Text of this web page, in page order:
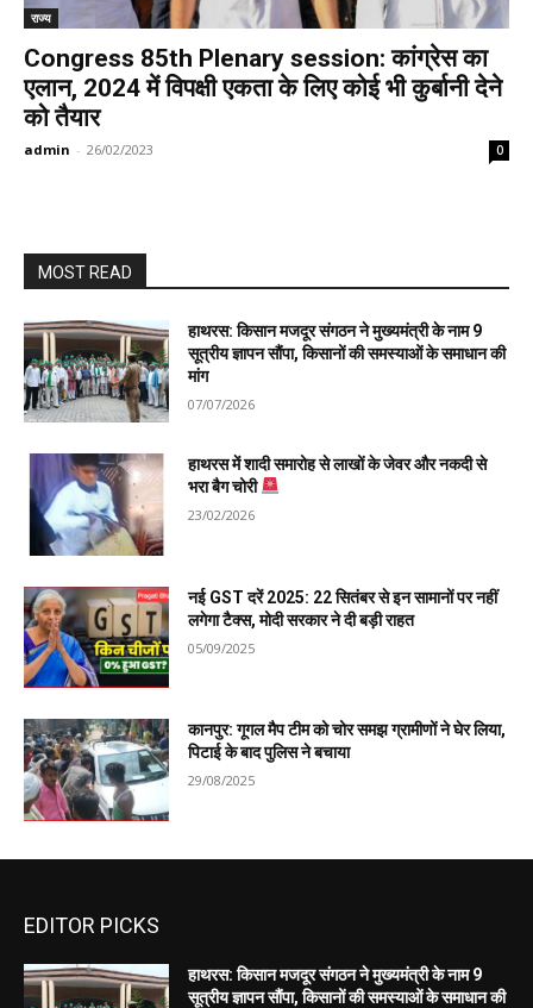
राज्य
Congress 85th Plenary session: कांग्रेस का
एलान, 2024 में विपक्षी एकता के लिए कोई भी कुर्बानी देने
को तैयार
admin - 26/02/2023 0
MOST READ
हाथरस: किसान मजदूर संगठन ने मुख्यमंत्री के नाम 9
सूत्रीय ज्ञापन सौंपा, किसानों की समस्याओं के समाधान की
मांग
07/07/2026
हाथरस में शादी समारोह से लाखों के जेवर और नकदी से
भरा बैग चोरी
23/02/2026
नई GST दरें 2025: 22 सितंबर से इन सामानों पर नहीं
लगेगा टैक्स, मोदी सरकार ने दी बड़ी राहत
05/09/2025
कानपुर: गूगल मैप टीम को चोर समझ ग्रामीणों ने घेर लिया,
पिटाई के बाद पुलिस ने बचाया
29/08/2025
EDITOR PICKS
हाथरस: किसान मजदूर संगठन ने मुख्यमंत्री के नाम 9
सूत्रीय ज्ञापन सौंपा, किसानों की समस्याओं के समाधान की